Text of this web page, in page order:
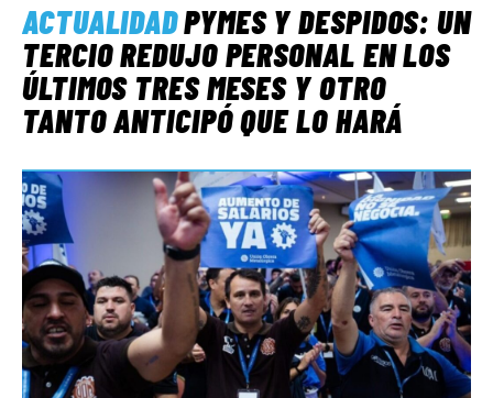
ACTUALIDADPYMES Y DESPIDOS: UN
TERCIO REDUJO PERSONAL EN LOS
ÚLTIMOS TRES MESES Y OTRO
TANTO ANTICIPÓ QUE LO HARÁ